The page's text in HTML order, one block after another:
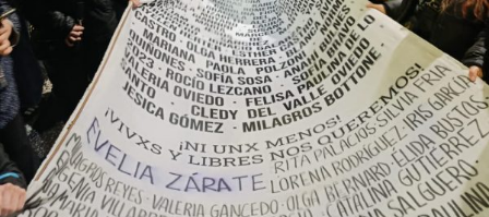
protección, paralización de la agenda legislativa en
materia de derechos y consolidación de discursos
fascistas que estigmatizan a la diversidad.
Para María Rachid, titular del Instituto contra la
Discriminación de la Ciudad de Buenos Aires e
integrante de la Federación Argentina LGBT+
(FALGBT), el drástico aumento de estos crímenes en